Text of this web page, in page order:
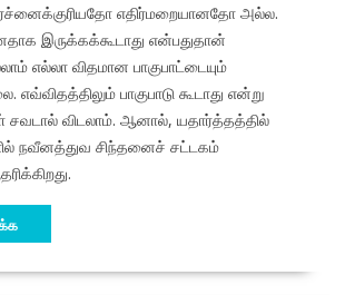
எதிர்மறையானதோ அல்ல.
இருக்கக்கூடாது என்பதுதான்
எல்லா விதமான பாகுபாட்டையும்
எவ்விதத்திலும் பாகுபாடு கூடாது என்று
சவடால் விடலாம். ஆனால், யதார்த்தத்தில்
நவீனத்துவ சிந்தனைச் சட்டகம்